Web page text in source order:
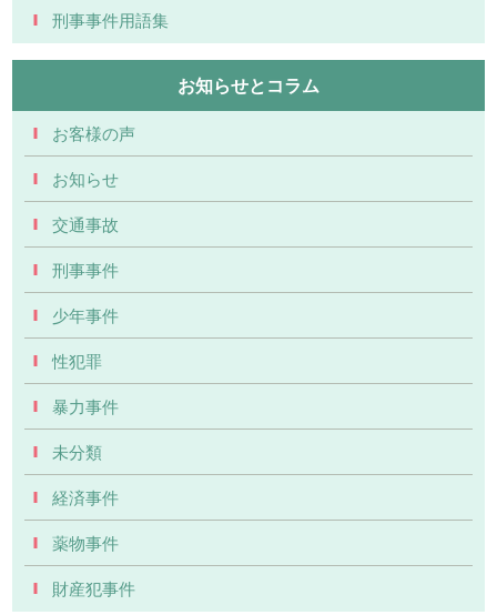
刑事事件用語集
お知らせとコラム
お客様の声
お知らせ
交通事故
刑事事件
少年事件
性犯罪
暴力事件
未分類
経済事件
薬物事件
財産犯事件